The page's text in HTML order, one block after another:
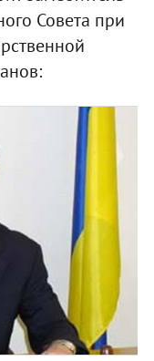
Совета при